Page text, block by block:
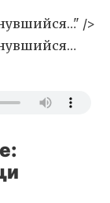
/>